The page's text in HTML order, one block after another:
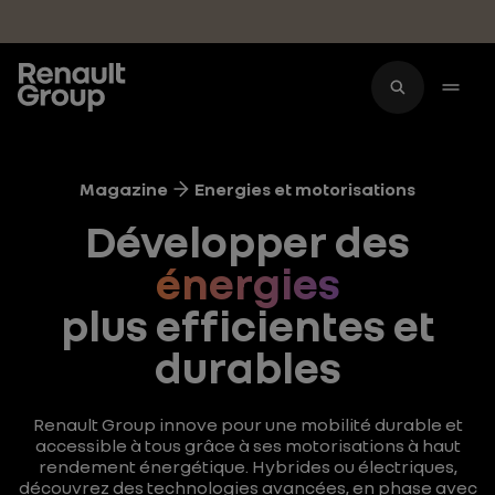
Magazine Energies et motorisations
Développer des
énergies
plus efficientes et
durables
Renault Group innove pour une mobilité durable et
accessible à tous grâce à ses motorisations à haut
rendement énergétique. Hybrides ou électriques,
découvrez des technologies avancées, en phase avec